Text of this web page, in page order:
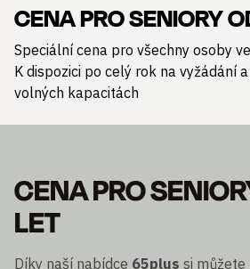
CENA PRO SENIORY
Speciální cena pro všechny osoby
K dispozici po celý rok na vyžádání
volných kapacitách
CENA PRO
LET
Díky naší nabídce 65plus si